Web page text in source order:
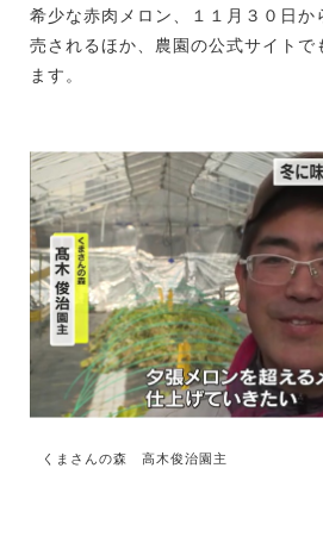
希少な赤肉メロン、１１月３０日か
売されるほか、農園の公式サイトで
ます。
くまさんの森 高木俊治園主